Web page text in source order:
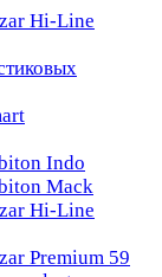
Hi-Line
Indo
Mack
Hi-Line
Premium 59